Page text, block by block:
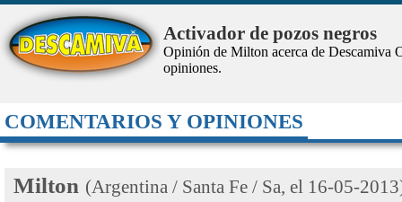
COMENTARIOS Y OPINIONES
Activador de pozos negros
Opinión de Milton acerca de Descamiva
opiniones.
Milton (Argentina / Santa Fe / Sa, el 16-05-2013